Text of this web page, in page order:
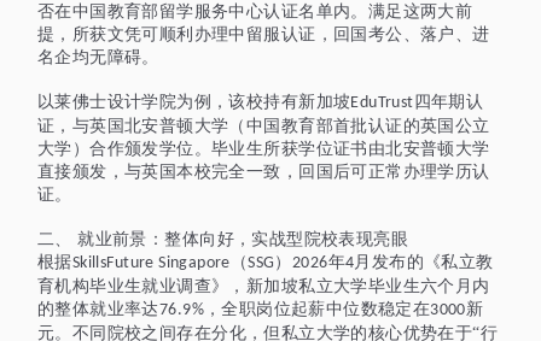
否在中国教育部留学服务中心认证名单内。满足这两大前
提，所获文凭可顺利办理中留服认证，回国考公、落户、进
名企均无障碍。
以莱佛士设计学院为例，该校持有新加坡EduTrust四年期认
证，与英国北安普顿大学（中国教育部首批认证的英国公立
大学）合作颁发学位。毕业生所获学位证书由北安普顿大学
直接颁发，与英国本校完全一致，回国后可正常办理学历认
证。
二、
就业前景：整体向好，实战型院校表现亮眼
根据SkillsFuture Singapore （SSG ） 2026年4 月发布的《私立教
育机构毕业生就业调查》，新加坡私立大学毕业生六个月内
的整体就业率达76.9%，全职岗位起薪中位数稳定在3000新
元。不同院校之间存在分化，但私立大学的核心优势在于“行